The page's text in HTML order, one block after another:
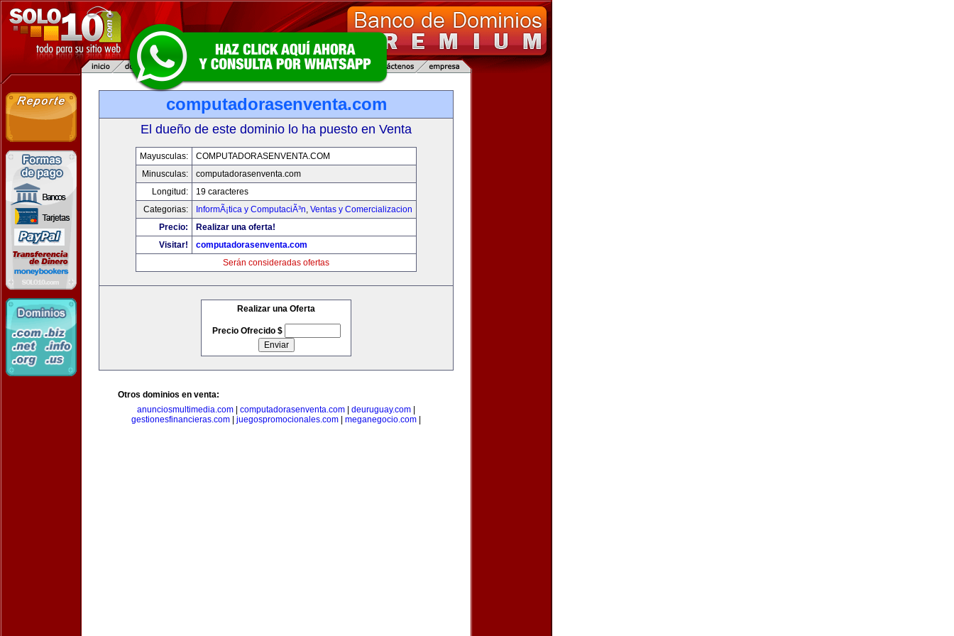
computadorasenventa.com
El dueño de este dominio lo ha puesto en Venta
Mayusculas:
COMPUTADORASENVENTA.COM
Minusculas:
computadorasenventa.com
Longitud:
19 caracteres
Categorias:
InformÃ¡tica y ComputaciÃ³n, Ventas y Comercializacion
Precio:
Realizar una oferta!
Visitar!
computadorasenventa.com
Serán consideradas ofertas
Realizar una Oferta
Precio Ofrecido $
Otros dominios en venta:
anunciosmultimedia.com
computadorasenventa.com deuruguay.com
gestionesfinancieras.com
juegospromocionales.com meganegocio.com